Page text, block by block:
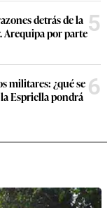
detrás de la
Arequipa por parte5
militares: ¿qué se
Espriella pondrá 6